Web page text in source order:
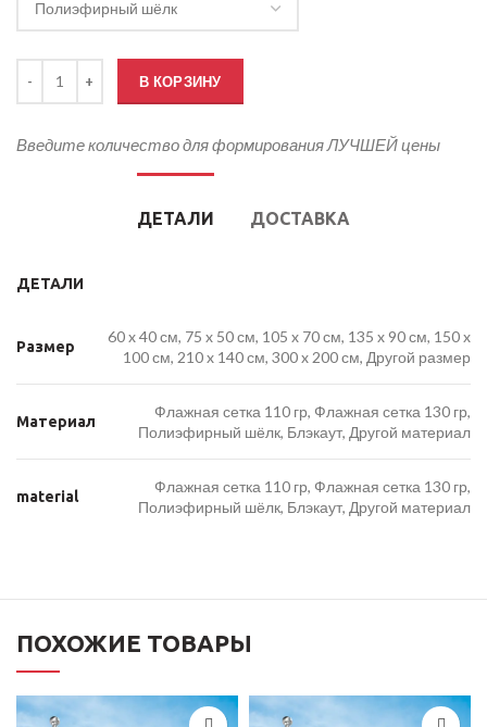
В КОРЗИНУ
Введите количество для формирования ЛУЧШЕЙ цены
ДЕТАЛИ ДОСТАВКА
ДЕТАЛИ
Размер
60 x 40 см, 75 x 50 см, 105 x 70 см, 135 x 90 см, 150 x
100 см, 210 x 140 см, 300 x 200 см, Другой размер
Материал
Флажная сетка 110 гр, Флажная сетка 130 гр,
Полиэфирный шёлк, Блэкаут, Другой материал
material
Флажная сетка 110 гр, Флажная сетка 130 гр,
Полиэфирный шёлк, Блэкаут, Другой материал
ПОХОЖИЕ ТОВАРЫ